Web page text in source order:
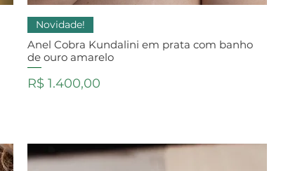
Novidade!
Anel Cobra Kundalini em prata com banho
de ouro amarelo
Preço
R$ 1.400,00